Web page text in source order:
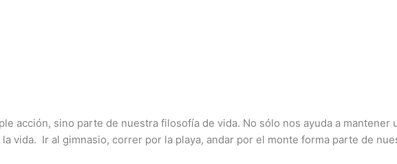
acción, sino parte de nuestra filosofía de vida. No sólo nos ayuda a
vida. Ir al gimnasio, correr por la playa, andar por el monte forma parte de